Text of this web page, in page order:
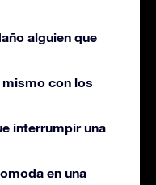
alguien que
mismo con los
interrumpir una
en una